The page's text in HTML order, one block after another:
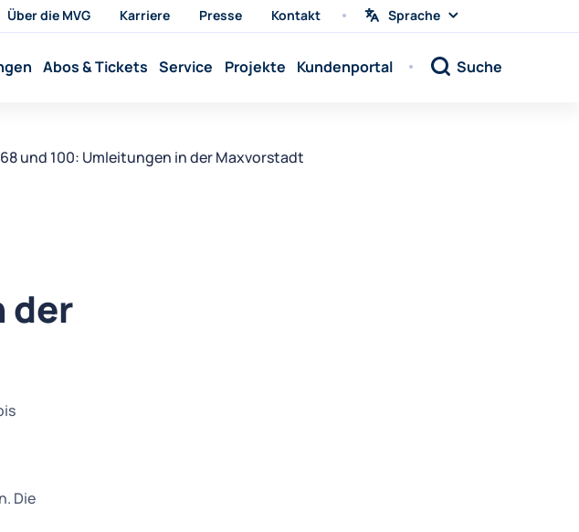
Über die MVG Karriere Presse Kontakt
Sprache
Sprache
Abos & Tickets Service Projekte Kundenportal Suche
und 100: Umleitungen in der Maxvorstadt
der
Die